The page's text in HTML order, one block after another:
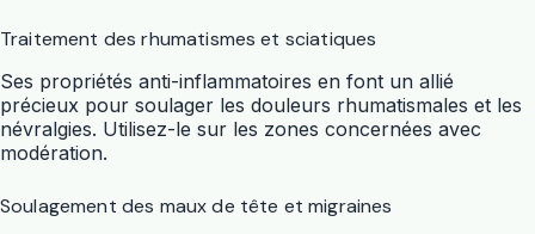
Traitement des rhumatismes et sciatiques
Ses propriétés anti-inflammatoires en font un allié
précieux pour soulager les douleurs rhumatismales et les
névralgies. Utilisez-le sur les zones concernées avec
modération.
Soulagement des maux de tête et migraines